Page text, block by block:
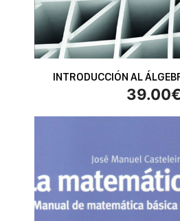
INTRODUCCIÓN AL
39.00€